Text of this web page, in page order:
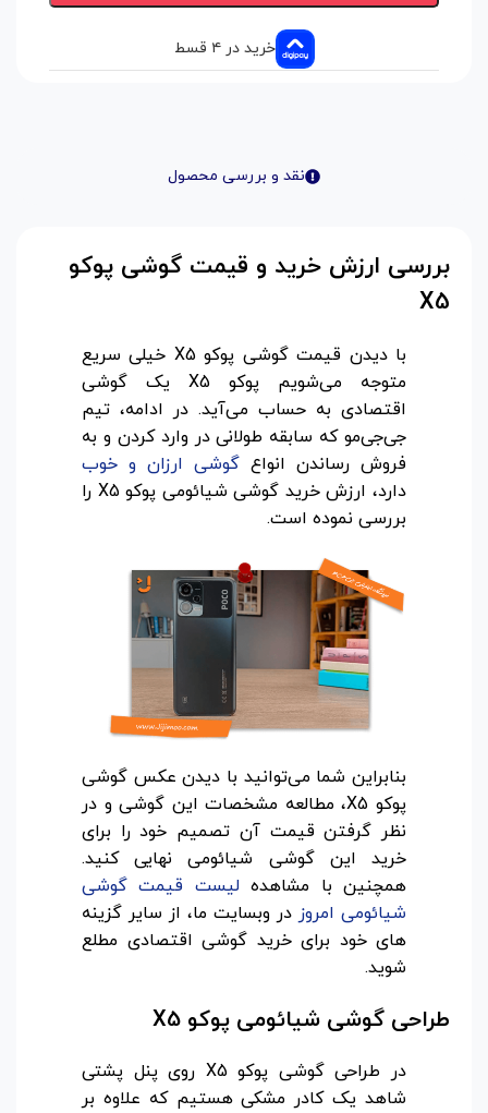
خرید در ۴ قسط
نقد و بررسی محصول
بررسی ارزش خرید و قیمت گوشی پوکو
X5
با دیدن قیمت گوشی پوکو X5 خیلی سریع
متوجه می‌شویم پوکو X5 یک گوشی
اقتصادی به حساب می‌آید. در ادامه، تیم
جی‌جی‌مو که سابقه طولانی در وارد کردن و به
فروش رساندن انواع گوشی ارزان و خوب
دارد، ارزش خرید گوشی شیائومی پوکو X5 را
بررسی نموده است.
بنابراین شما می‌توانید با دیدن عکس گوشی
پوکو X5، مطالعه مشخصات این گوشی و در
نظر گرفتن قیمت آن تصمیم خود را برای
خرید این گوشی شیائومی نهایی کنید.
همچنین با مشاهده لیست قیمت گوشی
شیائومی امروز در وبسایت ما، از سایر گزینه
های خود برای خرید گوشی اقتصادی مطلع
شوید.
طراحی گوشی شیائومی پوکو X5
در طراحی گوشی پوکو X5 روی پنل پشتی
شاهد یک کادر مشکی هستیم که علاوه بر